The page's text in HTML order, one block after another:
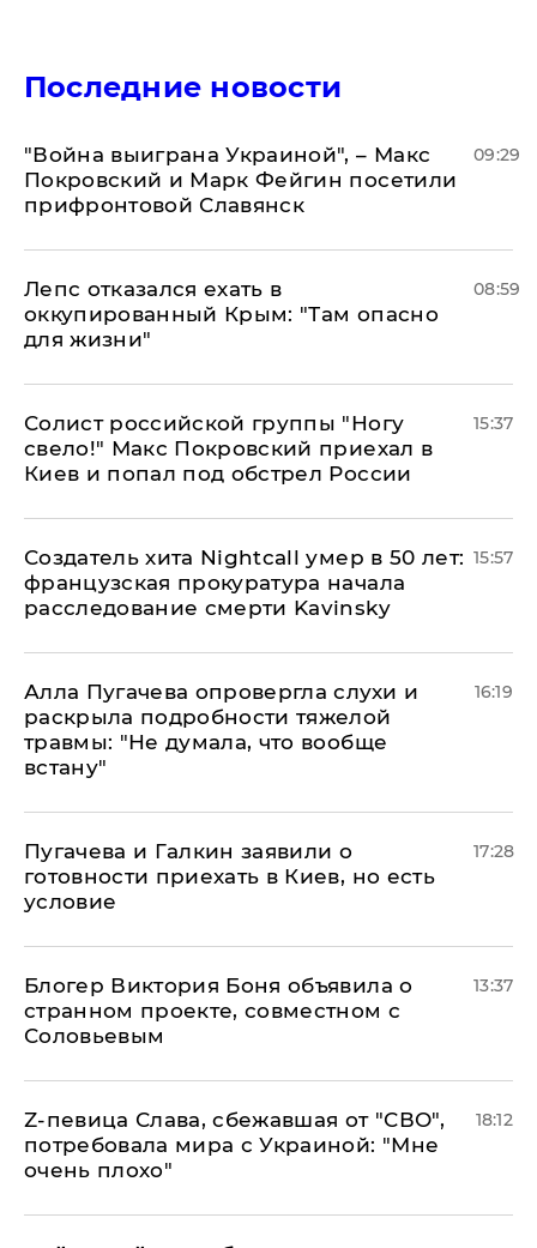
Последние новости
"Война выиграна Украиной", – Макс
Покровский и Марк Фейгин посетили
прифронтовой Славянск
09:29
Лепс отказался ехать в
оккупированный Крым: "Там опасно
для жизни"
08:59
Солист российской группы "Ногу
свело!" Макс Покровский приехал в
Киев и попал под обстрел России
15:37
Создатель хита Nightcall умер в 50 лет:
французская прокуратура начала
расследование смерти Kavinsky
15:57
Алла Пугачева опровергла слухи и
раскрыла подробности тяжелой
травмы: "Не думала, что вообще
встану"
16:19
Пугачева и Галкин заявили о
готовности приехать в Киев, но есть
условие
17:28
Блогер Виктория Боня объявила о
странном проекте, совместном с
Соловьевым
13:37
Z-певица Слава, сбежавшая от "СВО",
потребовала мира с Украиной: "Мне
очень плохо"
18:12